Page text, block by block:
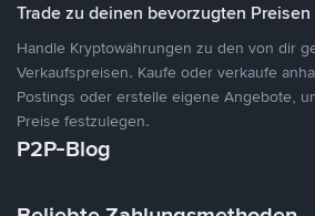
Trade zu deinen bevorzugten Preisen
Handle Kryptowährungen zu den von dir
Verkaufspreisen. Kaufe oder verkaufe
Postings oder erstelle eigene Angebote,
Preise festzulegen.
P2P-Blog